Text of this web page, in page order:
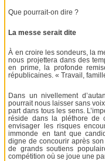
Que pourrait-on dire ?
La messe serait dite
À en croire les sondeurs, la
nous projettera dans des
en prime, la profonde
républicaines. « Travail,
Dans un nivellement
pourrait nous laisser sans
part dans tous les sens.
réside dans la pléthore de
envisager les risques
immonde en tant que
digne de concourir après
de grands soutiens
compétition où se joue une